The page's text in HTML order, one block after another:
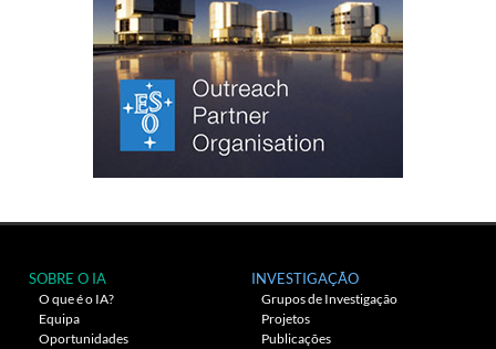
SOBRE O IA
O que é o IA?
Equipa
Oportunidades
INVESTIGAÇÃO
Grupos de Investigação
Projetos
Publicações